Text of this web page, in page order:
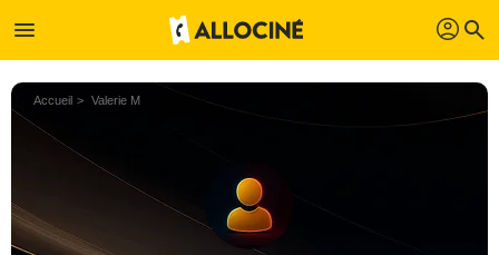
menu profil search
Accueil Valerie M